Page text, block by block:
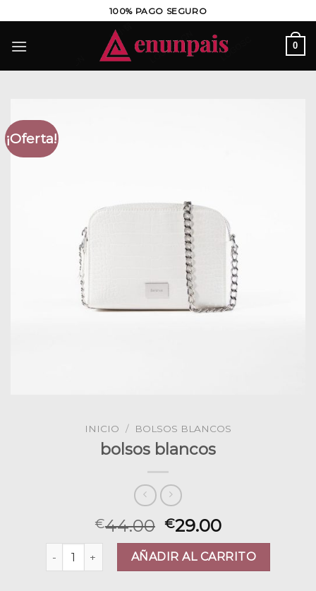
al
contenido
100% PAGO SEGURO
0
¡Oferta!
INICIO / BOLSOS BLANCOS
bolsos blancos
€44.00 €29.00
bolsos blancos cantidadAÑADIR AL CARRITO